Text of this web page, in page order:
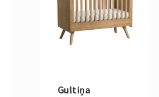
Gultiņa